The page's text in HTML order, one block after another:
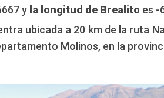
Edición: CCAM
y la longitud de Brealito es -
ubicada a 20 km de la ruta
Molinos, en la